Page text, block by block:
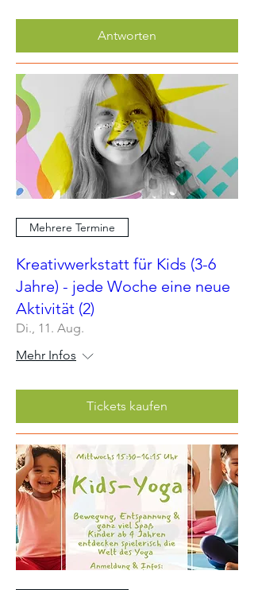
Antworten
Mehrere Termine
Kreativwerkstatt für Kids (3-6
Jahre) - jede Woche eine neue
Aktivität (2)
Di., 11. Aug.
Mehr Infos
Tickets kaufen